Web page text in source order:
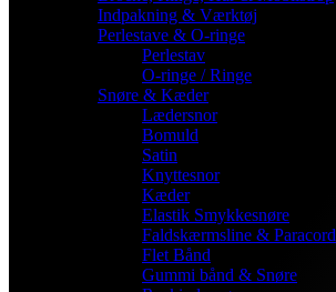
Indpakning & Værktøj
Perlestave & O-ringe
Perlestav
O-ringe / Ringe
Snøre & Kæder
Lædersnor
Bomuld
Satin
Knyttesnor
Kæder
Elastik Smykkesnøre
Faldskærmsline & Paracord
Flet Bånd
Gummi bånd & Snøre